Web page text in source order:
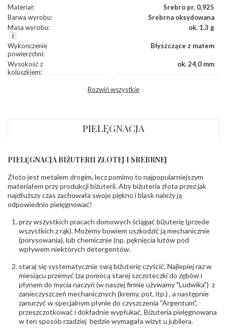
Materiał:
Srebro pr. 0,925
Barwa wyrobu:
Srebrna oksydowana
Masa wyrobu: ok. 1.3 g
Wykończenie
powierzchni:
Błyszczące z matem
Wysokość z
koluszkiem:
ok. 24,0 mm
679-25-92-107; sklep@wec.com.pl
- rodzaj
Nie nadaje się dla dzieci w wieku poniżej 3 lat
Rozwiń wszystkie
PIELĘGNACJA
PIELĘGNACJA BIŻUTERII ZŁOTEJ I SREBRNEJ
Złoto jest metalem drogim, lecz pomimo to najpopularniejszym
materiałem przy produkcji biżuterii. Aby biżuteria złota przez jak
najdłuższy czas zachowała swoje piękno i blask należy ją
odpowiednio pielęgnować!
przy wszystkich pracach domowych ściągać biżuterię (przede
wszystkich z rąk). Możemy bowiem uszkodzić ją mechanicznie
(porysowania), lub chemicznie (np. pęknięcia lutów pod
wpływem niektórych detergentów.
staraj się systematycznie swą biżuterię czyścić. Najlepiej raz w
miesiącu przemyć (za pomocą starej szczoteczki do zębów i
płynem do mycia naczyń (w naszej firmie używamy "Ludwika") z
zanieczyszczeń mechanicznych (kremy, pot, itp.) , a następnie
zanurzyć w specjalnym płynie do czyszczenia "Argentum",
przeszczotkować i dokładnie wypłukać. Biżuteria pielęgnowana
w ten sposób rzadziej będzie wymagała wizyt u jubilera.